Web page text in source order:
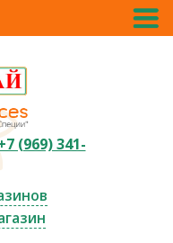
(969) 341-